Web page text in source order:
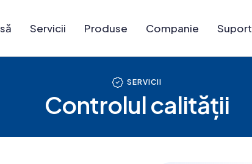
Servicii Produse Companie Suport
SERVICII
Controlul calității